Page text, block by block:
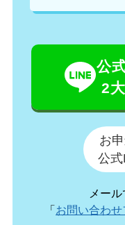
公
2
お
公
メー
「お問い合わせ